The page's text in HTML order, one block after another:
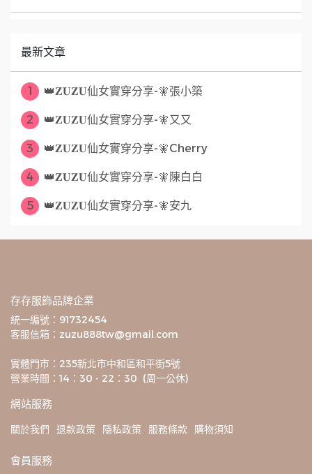
最新文章
1 👑𝐙𝐔𝐙𝐔仙女實穿分享-🧚張小築
2 👑𝐙𝐔𝐙𝐔仙女實穿分享-🧚又又
3 👑𝐙𝐔𝐙𝐔仙女實穿分享-🧚Cherry
4 👑𝐙𝐔𝐙𝐔仙女實穿分享-🧚陳白白
5 👑𝐙𝐔𝐙𝐔仙女實穿分享-🧚安九
存存服飾品牌企業
統一編號：91732454
客服信箱：zuzu888tw@gmail.com
實體門市：235新北市中和區和平街5號
營業時間：14：30 - 22：30  (周一公休)
網站服務
關於我們 退款政策 隱私政策 服務條款 購物須知
會員服務